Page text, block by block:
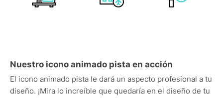
Nuestro icono animado pista en acción
El icono animado pista le dará un aspecto profesional a tu
diseño. ¡Mira lo increíble que quedaría en el diseño de tu